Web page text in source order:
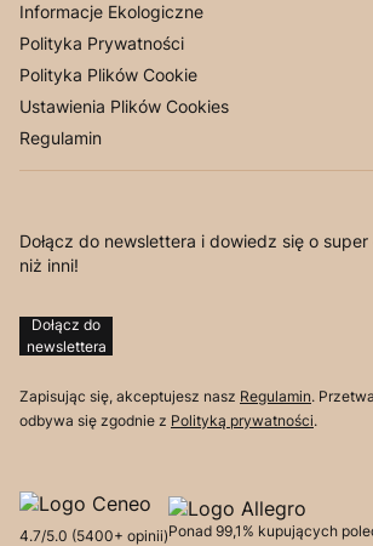
Informacje Ekologiczne
Polityka Prywatności
Polityka Plików Cookie
Ustawienia Plików Cookies
Regulamin
Dołącz do newslettera i dowiedz się o
niż inni!
Dołącz do
newslettera
Zapisując się, akceptujesz nasz Regulamin.
odbywa się zgodnie z Polityką prywatności.
4.7/5.0 (5400+ opinii)Ponad 99,1% kupujących